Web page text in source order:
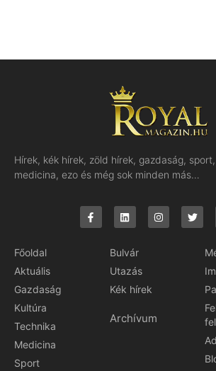
Hírek, kék hírek, zöld hírek, gazdaság,
medicina, ezo és még sok minden más…
Főoldal
Aktuális
Gazdaság
Kultúra
Technika
Medicina
Sport
Bulvár
Utazás
Kék hírek
Archívum